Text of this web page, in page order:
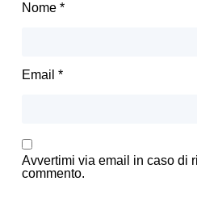
Nome *
Email *
Avvertimi via email in caso di
commento.